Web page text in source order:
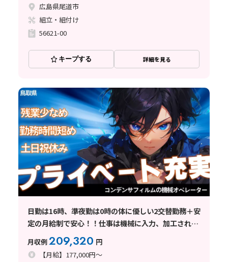
広島県尾道市
組立・組付け
56621-00
キープする 詳細を見る
日勤は16時、準夜勤は0時の体に優しい2交替勤務＋安
定の月給制で安心！！仕事は機械に入力、加工された
製品の検査、部品交換作業
月収例209,320 円
【月給】177,000円～